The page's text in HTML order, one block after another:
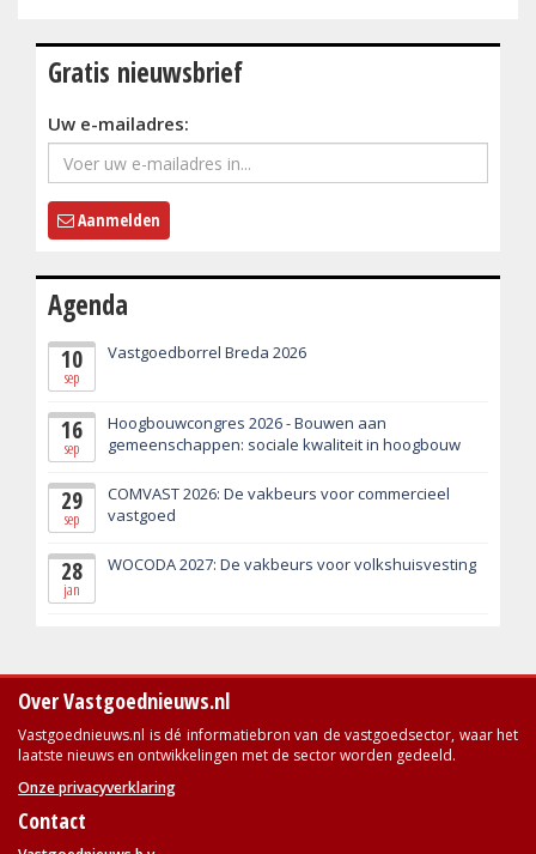
Gratis nieuwsbrief
Uw e-mailadres:
Aanmelden
Agenda
10
sep
Vastgoedborrel Breda 2026
16
sep
Hoogbouwcongres 2026 - Bouwen aan
gemeenschappen: sociale kwaliteit in hoogbouw
29
sep
COMVAST 2026: De vakbeurs voor commercieel
vastgoed
28
jan
WOCODA 2027: De vakbeurs voor volkshuisvesting
Over Vastgoednieuws.nl
Vastgoednieuws.nl is dé informatiebron van de vastgoedsector, waar het
laatste nieuws en ontwikkelingen met de sector worden gedeeld.
Onze privacyverklaring
Contact